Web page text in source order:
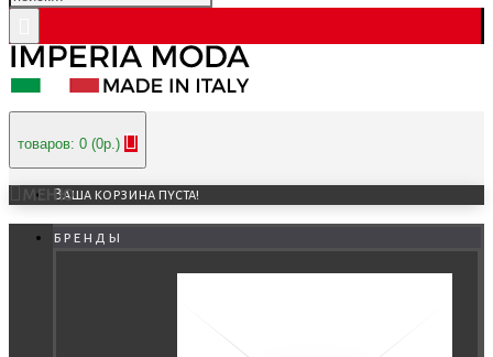
товаров: 0 (0р.)
Ваша корзина пуста!
МЕНЮ
бренды